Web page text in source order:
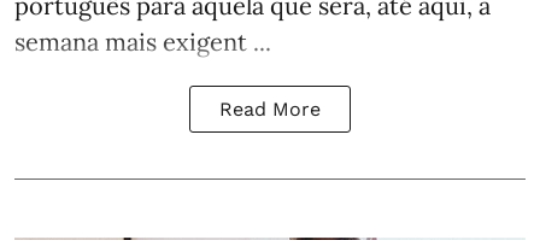
semana mais exigent ...
Read More